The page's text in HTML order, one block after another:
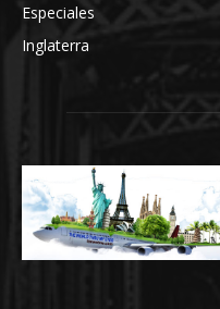
Especiales
Inglaterra